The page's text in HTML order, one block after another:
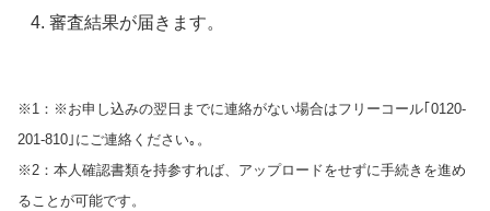
審査結果が届きます。
※1：※お申し込みの翌日までに連絡がない場合はフリーコール｢0120-
201-810｣にご連絡ください｡。
※2：本人確認書類を持参すれば、アップロードをせずに手続きを進め
ることが可能です。